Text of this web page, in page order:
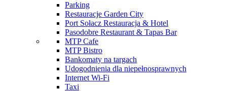
Parking
Restauracje Garden City
Port Sołacz Restauracja & Hotel
Pasodobre Restaurant & Tapas Bar
MTP Cafe
MTP Bistro
Bankomaty na targach
Udogodnienia dla niepełnosprawnych
Internet Wi-Fi
Taxi